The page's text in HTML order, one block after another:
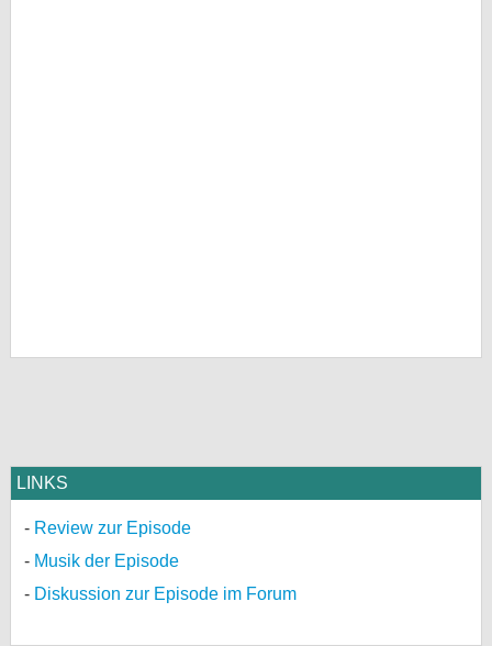
LINKS
Review zur Episode
Musik der Episode
Diskussion zur Episode im Forum